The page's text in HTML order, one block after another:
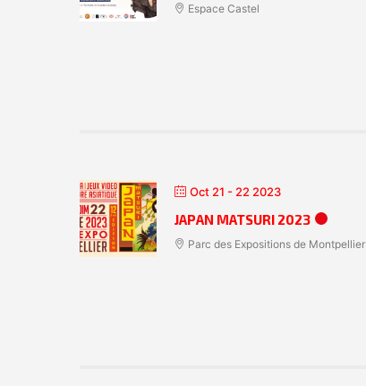
Espace Castel
Oct 21 - 22 2023
JAPAN MATSURI 2023
Parc des Expositions de Montpellier